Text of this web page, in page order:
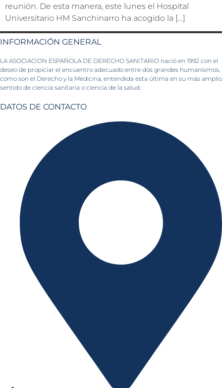
reunión. De esta manera, este lunes el Hospital
Universitario HM Sanchinarro ha acogido la […]
INFORMACIÓN GENERAL
LA ASOCIACION ESPAÑOLA DE DERECHO SANITARIO nació en 1992 con el
deseo de propiciar el encuentro adecuado entre dos grandes humanismos,
como son el Derecho y la Medicina, entendida esta última en su más amplio
sentido de ciencia sanitaria o ciencia de la salud.
DATOS DE CONTACTO